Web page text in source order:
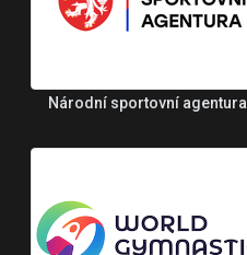
Národní sportovní agentura